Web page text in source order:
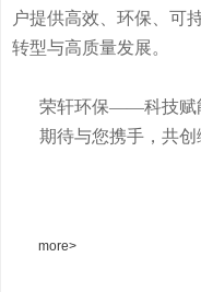
户提供高效、环保、可
转型与高质量发展。
荣轩环保——科技赋
期待与您携手，共创
more>